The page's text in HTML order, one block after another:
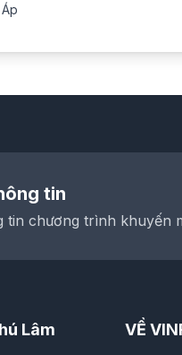
tin
chương trình khuyến
Lâm VỀ